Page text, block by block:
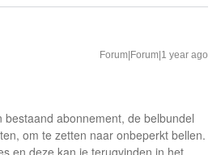
Forum|Forum|1 year ago
bestaand abonnement, de belbundel
om te zetten naar onbeperkt bellen.
en deze kan je terugvinden in het